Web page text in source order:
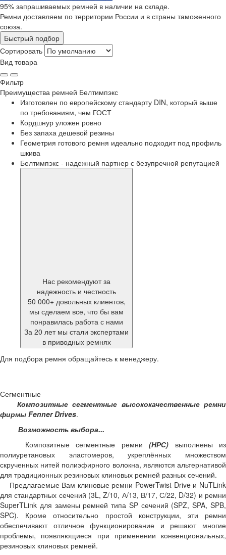
95% запрашиваемых ремней в наличии на складе.
Ремни доставляем по территории России и в страны таможенного
союза.
Быстрый подбор
Сортировать
Вид товара
Фильтр
Преимущества ремней Белтимпэкс
Изготовлен по европейскому стандарту DIN, который выше
по требованиям, чем ГОСТ
Кордшнур уложен ровно
Без запаха дешевой резины
Геометрия готового ремня идеально подходит под профиль
шкива
Белтимпэкс - надежный партнер с безупречной репутацией
Нас рекомендуют за
надежность и честность
50 000+ довольных клиентов,
мы сделаем все, что бы вам
понравилась работа с нами
За 20 лет мы стали экспертами
в приводных ремнях
Для подбора ремня обращайтесь к менеджеру.
Сегментные
Композитные сегментные высококачественные ремни
фирмы Fenner Drives.
Возможность выбора...
Композитные сегментные ремни(НРС) выполнены из
полиуретановых эластомеров, укреплённых множеством
скрученных нитей полиэфирного волокна, являются альтернативой
для традиционных резиновых клиновых ремней разных сечений.
Предлагаемые Вам клиновые ремни PowerTwist Drive и NuTLink
для стандартных сечений (3L, Z/10, А/13, В/17, С/22, D/32) и ремни
SuperTLink для замены ремней типа SP сечений (SPZ, SPA, SPB,
SPC). Кроме относительно простой конструкции, эти ремни
обеспечивают отличное функционирование и решают многие
проблемы, появляющиеся при применении конвенциональных,
резиновых клиновых ремней.